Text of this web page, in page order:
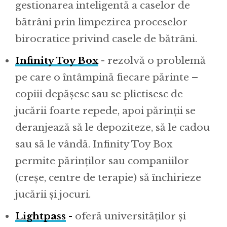
gestionarea inteligentă a caselor de
bătrâni prin limpezirea proceselor
birocratice privind casele de bătrâni.
Infinity Toy Box - rezolvă o problemă
pe care o întâmpină fiecare părinte –
copiii depășesc sau se plictisesc de
jucării foarte repede, apoi părinții se
deranjează să le depoziteze, să le cadou
sau să le vândă. Infinity Toy Box
permite părinților sau companiilor
(creșe, centre de terapie) să închirieze
jucării și jocuri.
Lightpass - oferă universităților și